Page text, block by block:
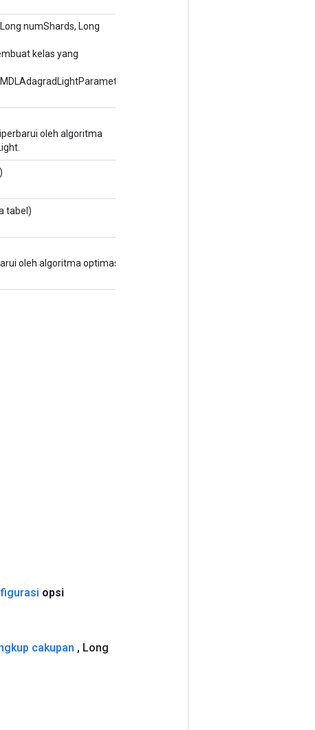
numShards, Long
kelas yang
oleh algoritma
tabel)
oleh algoritma optimasi
opsi
cakupan , Long